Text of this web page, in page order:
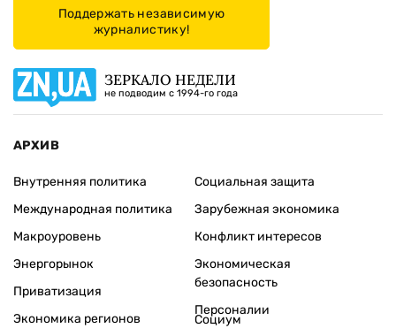
Поддержать независимую
журналистику!
ЗЕРКАЛО НЕДЕЛИ
не подводим с 1994-го года
АРХИВ
Внутренняя политика
Международная политика
Макроуровень
Энергорынок
Приватизация
Экономика регионов
Социальная защита
Зарубежная экономика
Конфликт интересов
Экономическая
безопасность
Персоналии
Социум